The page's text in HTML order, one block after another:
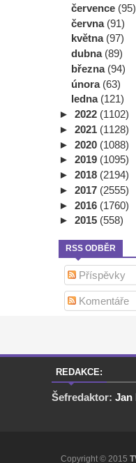
července (95)
června (91)
května (97)
dubna (89)
března (94)
února (63)
ledna (121)
► 2022 (1102)
► 2021 (1128)
► 2020 (1088)
► 2019 (1095)
► 2018 (2194)
► 2017 (2555)
► 2016 (1760)
► 2015 (558)
RSS ODBĚR
Příspěvky
Komentáře
REDAKCE:
Šefredaktor: Jan
Copyright © 2015